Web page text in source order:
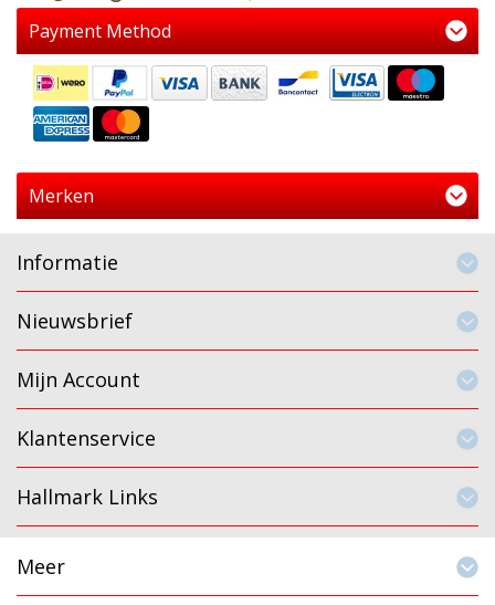
Payment Method
Merken
Informatie
Nieuwsbrief
Mijn Account
Klantenservice
Hallmark Links
Meer